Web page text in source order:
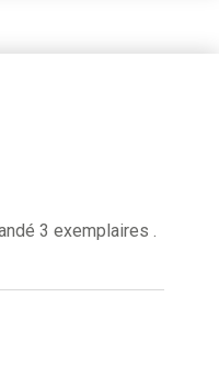
3 exemplaires .